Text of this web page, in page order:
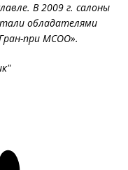
В 2009 г. салоны
обладателями
при МСОО».